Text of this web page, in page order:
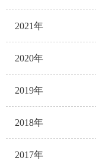
2021年
2020年
2019年
2018年
2017年